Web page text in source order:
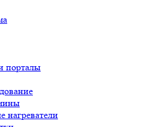
порталы
нагреватели